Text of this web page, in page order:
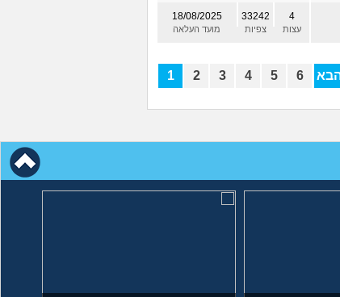
18/08/2025
מועד העלאה
33242
צפיות
4
עצות
1 2 3 4 5 6